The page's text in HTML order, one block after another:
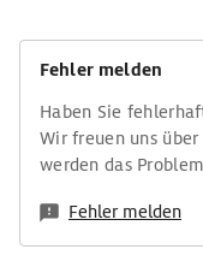
Fehler melden
Haben Sie
Wir freuen uns
werden das
Fehler melden